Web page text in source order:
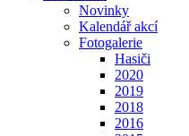
Novinky
Kalendář akcí
Fotogalerie
Hasiči
2020
2019
2018
2016